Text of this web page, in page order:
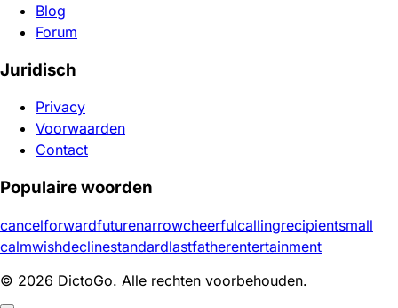
Blog
Forum
Juridisch
Privacy
Voorwaarden
Contact
Populaire woorden
cancelforwardfuturenarrowcheerfulcallingrecipientsmall
calmwishdeclinestandardlastfatherentertainment
© 2026 DictoGo. Alle rechten voorbehouden.